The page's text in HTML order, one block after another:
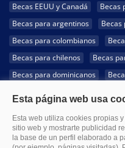
Becas EEUU y Canadá
Becas
Becas para argentinos
Becas
Becas para colombianos
Becas para chilenos
Becas
Becas para dominicanos
Becas para hondureños
Becas para uruguayos
Becas